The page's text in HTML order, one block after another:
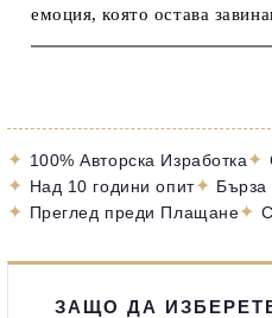
емоция, която остава
✦ 100% Авторска Изработка✦
✦ Над 10 години опит✦ Бърза
✦ Преглед преди Плащане✦
ЗАЩО ДА ИЗБЕРЕТЕ